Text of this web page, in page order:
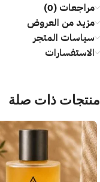
مراجعات (0)
مزيد من العروض
سياسات المتجر
الاستفسارات
منتجات ذات صلة